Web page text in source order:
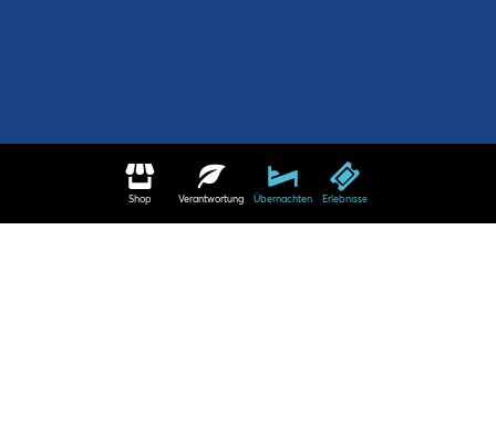
Shop Verantwortung Übernachten Erlebnisse